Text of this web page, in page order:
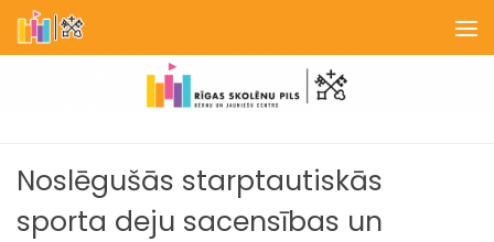
Skip to content
Noslēgušās starptautiskās
sporta deju sacensības un